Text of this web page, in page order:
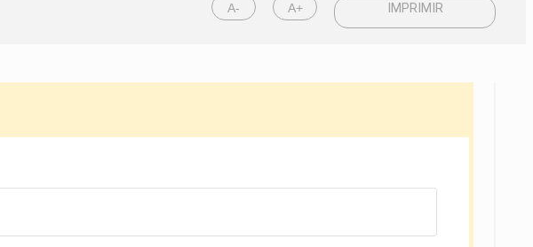
A- A+ IMPRIMIR